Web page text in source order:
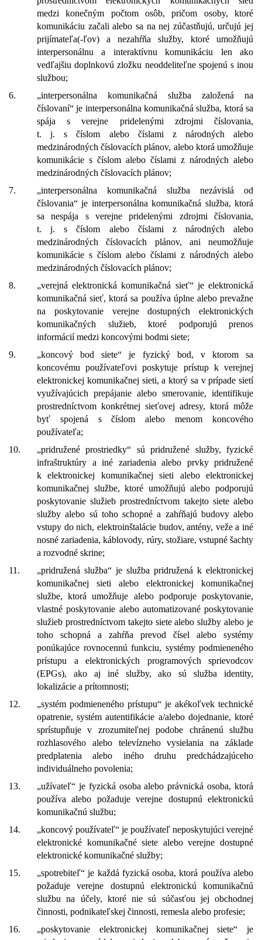
medzi konečným počtom osôb, pričom osoby, ktoré
komunikáciu začali alebo sa na nej zúčastňujú, určujú jej
prijímateľa(-ľov) a nezahŕňa služby, ktoré umožňujú
interpersonálnu a interaktívnu komunikáciu len ako
vedľajšiu doplnkovú zložku neoddeliteľne spojenú s inou
službou;
6.
„interpersonálna komunikačná služba založená na
číslovaní“ je interpersonálna komunikačná služba, ktorá sa
spája s verejne pridelenými zdrojmi číslovania,
t. j. s číslom alebo číslami z národných alebo
medzinárodných číslovacích plánov, alebo ktorá umožňuje
komunikácie s číslom alebo číslami z národných alebo
medzinárodných číslovacích plánov;
7.
„interpersonálna komunikačná služba nezávislá od
číslovania“ je interpersonálna komunikačná služba, ktorá
sa nespája s verejne pridelenými zdrojmi číslovania,
t. j. s číslom alebo číslami z národných alebo
medzinárodných číslovacích plánov, ani neumožňuje
komunikácie s číslom alebo číslami z národných alebo
medzinárodných číslovacích plánov;
8.
„verejná elektronická komunikačná sieť“ je elektronická
komunikačná sieť, ktorá sa používa úplne alebo prevažne
na poskytovanie verejne dostupných elektronických
komunikačných služieb, ktoré podporujú prenos
informácií medzi koncovými bodmi siete;
9.
„koncový bod siete“ je fyzický bod, v ktorom sa
koncovému používateľovi poskytuje prístup k verejnej
elektronickej komunikačnej sieti, a ktorý sa v prípade sietí
využívajúcich prepájanie alebo smerovanie, identifikuje
prostredníctvom konkrétnej sieťovej adresy, ktorá môže
byť spojená s číslom alebo menom koncového
používateľa;
10.
„pridružené prostriedky“ sú pridružené služby, fyzické
infraštruktúry a iné zariadenia alebo prvky pridružené
k elektronickej komunikačnej sieti alebo elektronickej
komunikačnej službe, ktoré umožňujú alebo podporujú
poskytovanie služieb prostredníctvom takejto siete alebo
služby alebo sú toho schopné a zahŕňajú budovy alebo
vstupy do nich, elektroinštalácie budov, antény, veže a iné
nosné zariadenia, káblovody, rúry, stožiare, vstupné šachty
a rozvodné skrine;
11.
„pridružená služba“ je služba pridružená k elektronickej
komunikačnej sieti alebo elektronickej komunikačnej
službe, ktorá umožňuje alebo podporuje poskytovanie,
vlastné poskytovanie alebo automatizované poskytovanie
služieb prostredníctvom takejto siete alebo služby alebo je
toho schopná a zahŕňa prevod čísel alebo systémy
ponúkajúce rovnocennú funkciu, systémy podmieneného
prístupu a elektronických programových sprievodcov
(EPGs), ako aj iné služby, ako sú služba identity,
lokalizácie a prítomnosti;
12.
„systém podmieneného prístupu“ je akékoľvek technické
opatrenie, systém autentifikácie a/alebo dojednanie, ktoré
sprístupňuje v zrozumiteľnej podobe chránenú službu
rozhlasového alebo televízneho vysielania na základe
predplatenia alebo iného druhu predchádzajúceho
individuálneho povolenia;
13.
„užívateľ“ je fyzická osoba alebo právnická osoba, ktorá
používa alebo požaduje verejne dostupnú elektronickú
komunikačnú službu;
14.
„koncový používateľ“ je používateľ neposkytujúci verejné
elektronické komunikačné siete alebo verejne dostupné
elektronické komunikačné služby;
15.
„spotrebiteľ“ je každá fyzická osoba, ktorá používa alebo
požaduje verejne dostupnú elektronickú komunikačnú
službu na účely, ktoré nie sú súčasťou jej obchodnej
činnosti, podnikateľskej činnosti, remesla alebo profesie;
16.
„poskytovanie elektronickej komunikačnej siete“ je